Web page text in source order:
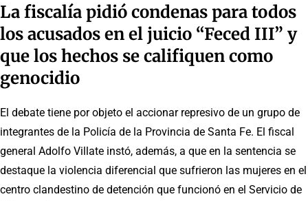
La fiscalía pidió condenas para todos
los acusados en el juicio “Feced III” y
que los hechos se califiquen como
genocidio
El debate tiene por objeto el accionar represivo de un grupo de
integrantes de la Policía de la Provincia de Santa Fe. El fiscal
general Adolfo Villate instó, además, a que en la sentencia se
destaque la violencia diferencial que sufrieron las mujeres en el
centro clandestino de detención que funcionó en el Servicio de